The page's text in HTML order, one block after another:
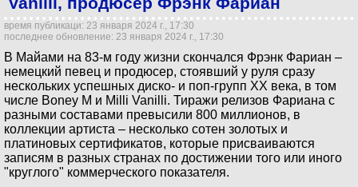
время публикаци: 23 января 2024 г., 17:30
последнее обновление: 23 января 2024 г., 17:30
В Майами на 83-м году жизни скончался Фрэнк Фариан –
немецкий певец и продюсер, стоявший у руля сразу
нескольких успешных диско- и поп-групп XX века, в том
числе Boney M и Milli Vanilli. Тиражи релизов Фариана с
разными составами превысили 800 миллионов, в
коллекции артиста – несколько сотен золотых и
платиновых сертификатов, которые присваиваются
записям в разных странах по достижении того или иного
"круглого" коммерческого показателя.